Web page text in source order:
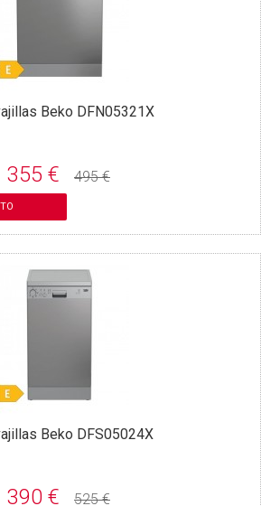
Beko DFN05321X
355 € 495 €
Beko DFS05024X
390 € 525 €